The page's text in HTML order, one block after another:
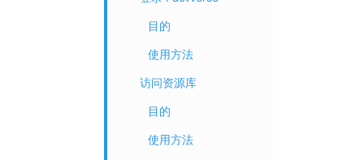
目的
使用方法
访问资源库
目的
使用方法